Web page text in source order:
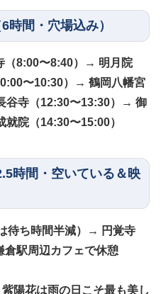
時間・穴場込み）
（8:00〜8:40）→ 明月院
〜10:30）→ 鶴岡八幡宮
谷寺（12:30〜13:30）→ 御
院（14:30〜15:00）
時間・空いている＆映
待ち時間半減）→ 円覚寺
倉駅周辺カフェで休憩
紫陽花は雨の日こそ最も美し